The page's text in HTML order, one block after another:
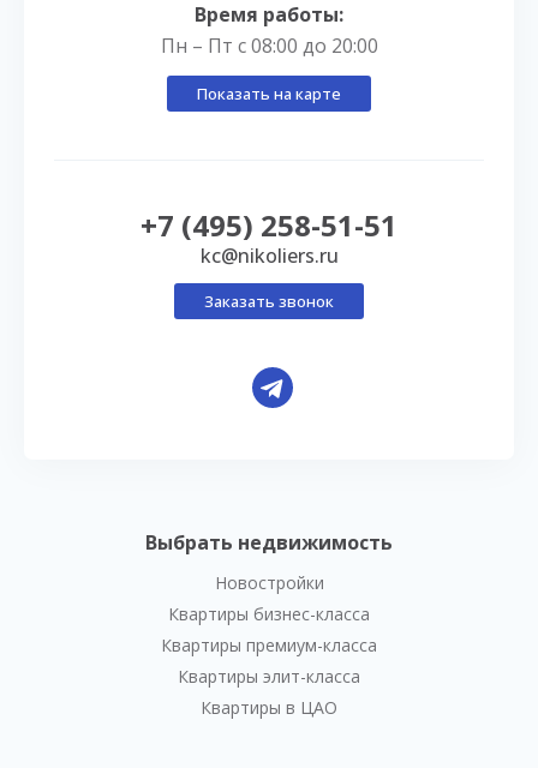
Выбрать недвижимость
Новостройки
Квартиры бизнес-класса
Квартиры премиум-класса
Квартиры элит-класса
Квартиры в ЦАО
Время работы:
Пн – Пт с 08:00 до 20:00
Показать на карте
+7 (495) 258-51-51
kc@nikoliers.ru
Заказать звонок